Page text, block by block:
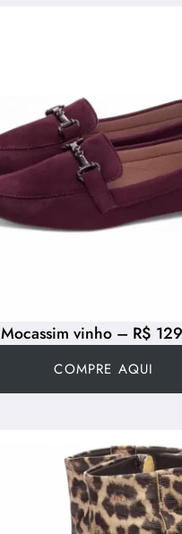
Mocassim vinho – R$
COMPRE AQUI